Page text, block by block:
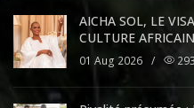
AICHA SOL, LE
CULTURE
01 Aug 2026 /